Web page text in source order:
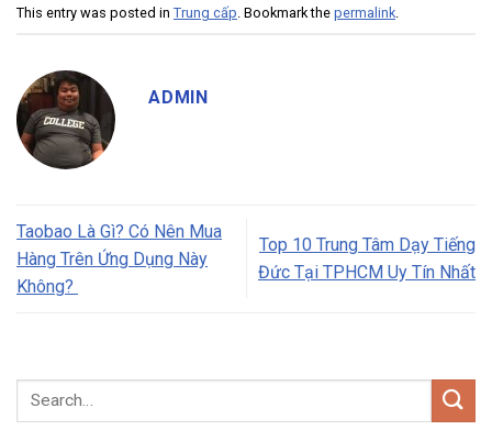
This entry was posted in Trung cấp . Bookmark the permalink
ADMIN
Taobao Là Gì? Có Nên Mua
Hàng Trên Ứng Dụng Này
Không?
Top 10 Trung Tâm Dạy Tiếng
Đức Tại TPHCM Uy Tín Nhất